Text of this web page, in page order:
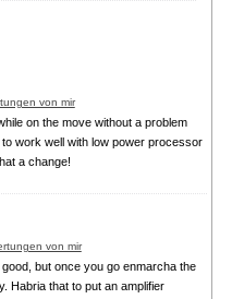
von mir
on the move without a problem
work well with low power processor
a change!
von mir
but once you go enmarcha the
Habria that to put an amplifier